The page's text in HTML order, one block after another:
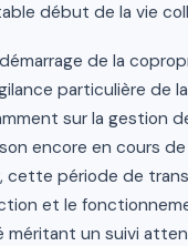
début de la vie
de la
particulière de
sur la gestion
encore en cours
cette période de
et le
méritant un suivi